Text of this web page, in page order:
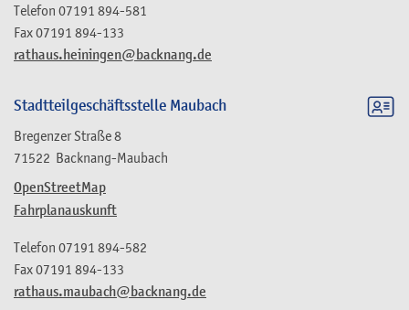
rathaus.heiningen@backnang.de
Telefon 07191 894-581
Fax07191 894-133
Stadtteilgeschäftsstelle Maubach
Bregenzer Straße 8
71522 Backnang-Maubach
OpenStreetMap
Fahrplanauskunft
rathaus.maubach@backnang.de
Telefon 07191 894-582
Fax07191 894-133